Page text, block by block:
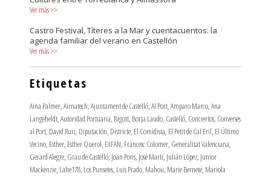
Ver más>>
Castro Festival, Títeres a la Mar y cuentacuentos: la
agenda familiar del verano en Castellón
Ver más>>
Etiquetas
Aina Palmer,Airnatech,Ajuntament de Castelló,Al Port,Amparo Marco,Ana
Langeheldt,Autoridad Portuaria, Bigott, Borja Laudo, Castelló, Conciertos, Converses
al Port, David Ruiz, Diputación, Districte, El Comidista, El Petit de Cal Eril, El Último
Vecino, Esther, Esther Querol, EXFAN, Francesc Colomer, Generalitat Valenciana,
Gerard Alegre, Grau de Castelló, Joan Pons, José Martí, Julián López, Junior
Mackenzie, Lahe178, Los Punsetes, Luis Prado, Mahou, Marie Bernete, Mariola